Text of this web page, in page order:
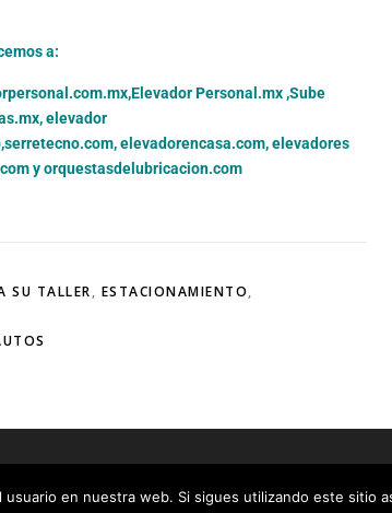
a:
,Elevador Personal.mx ,Sube
,elevador
serretecno.com,elevadorencasa.com,elevadores
yorquestasdelubricacion.com
SU TALLER, ESTACIONAMIENTO,
en nuestra web. Si sigues utilizando este sitio